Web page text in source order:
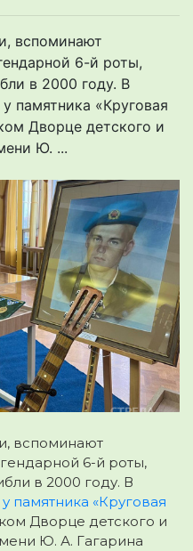
вспоминают
6-й роты,
в 2000 году. В
памятника «Круговая
Дворце детского и
Ю. ...
вспоминают
6-й роты,
в 2000 году. В
памятника «Круговая
Дворце детского и
Ю. А. Гагарина